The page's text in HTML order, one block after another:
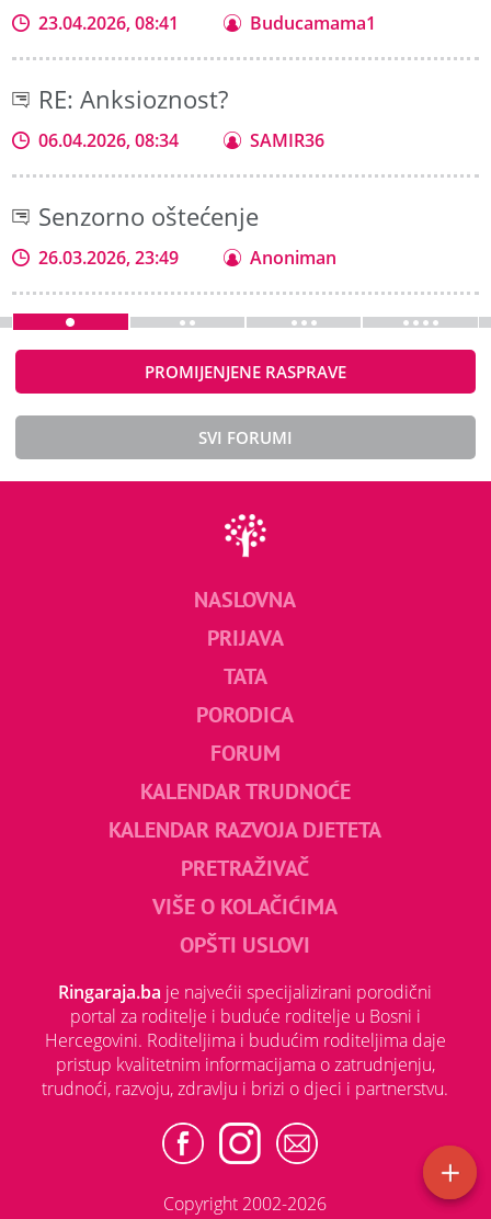
23.04.2026, 08:41 Buducamama1
RE: Anksioznost?
06.04.2026, 08:34 SAMIR36
Senzorno oštećenje
26.03.2026, 23:49 Anoniman
PROMIJENJENE RASPRAVE
SVI FORUMI
NASLOVNA
PRIJAVA
TATA
PORODICA
FORUM
KALENDAR TRUDNOĆE
KALENDAR RAZVOJA DJETETA
PRETRAŽIVAČ
VIŠE O KOLAČIĆIMA
OPŠTI USLOVI
Ringaraja.ba je najvećii specijalizirani porodični
portal za roditelje i buduće roditelje u Bosni i
Hercegovini. Roditeljima i budućim roditeljima daje
pristup kvalitetnim informacijama o zatrudnjenju,
trudnoći, razvoju, zdravlju i brizi o djeci i partnerstvu.
Copyright 2002-2026